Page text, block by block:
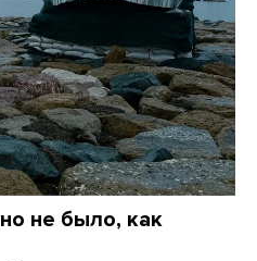
не было, как